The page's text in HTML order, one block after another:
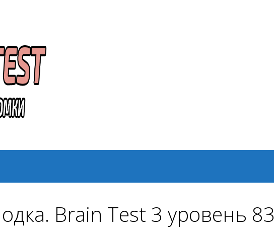
Brain Test 3 уровень 83